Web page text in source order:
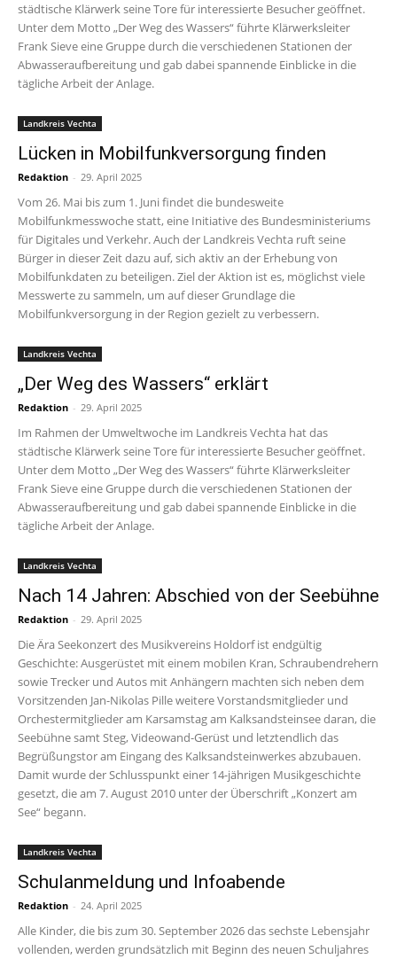
städtische Klärwerk seine Tore für interessierte Besucher geöffnet.
Unter dem Motto „Der Weg des Wassers“ führte Klärwerksleiter
Frank Sieve eine Gruppe durch die verschiedenen Stationen der
Abwasseraufbereitung und gab dabei spannende Einblicke in die
tägliche Arbeit der Anlage.
Landkreis Vechta
Lücken in Mobilfunkversorgung finden
Redaktion - 29. April 2025
Vom 26. Mai bis zum 1. Juni findet die bundesweite
Mobilfunkmesswoche statt, eine Initiative des Bundesministeriums
für Digitales und Verkehr. Auch der Landkreis Vechta ruft seine
Bürger in dieser Zeit dazu auf, sich aktiv an der Erhebung von
Mobilfunkdaten zu beteiligen. Ziel der Aktion ist es, möglichst viele
Messwerte zu sammeln, um auf dieser Grundlage die
Mobilfunkversorgung in der Region gezielt zu verbessern.
Landkreis Vechta
„Der Weg des Wassers“ erklärt
Redaktion - 29. April 2025
Im Rahmen der Umweltwoche im Landkreis Vechta hat das
städtische Klärwerk seine Tore für interessierte Besucher geöffnet.
Unter dem Motto „Der Weg des Wassers“ führte Klärwerksleiter
Frank Sieve eine Gruppe durch die verschiedenen Stationen der
Abwasseraufbereitung und gab dabei spannende Einblicke in die
tägliche Arbeit der Anlage.
Landkreis Vechta
Nach 14 Jahren: Abschied von der Seebühne
Redaktion - 29. April 2025
Die Ära Seekonzert des Musikvereins Holdorf ist endgültig
Geschichte: Ausgerüstet mit einem mobilen Kran, Schraubendrehern
sowie Trecker und Autos mit Anhängern machten sich neben dem
Vorsitzenden Jan-Nikolas Pille weitere Vorstandsmitglieder und
Orchestermitglieder am Karsamstag am Kalksandsteinsee daran, die
Seebühne samt Steg, Videowand-Gerüst und letztendlich das
Begrüßungstor am Eingang des Kalksandsteinwerkes abzubauen.
Damit wurde der Schlusspunkt einer 14-jährigen Musikgeschichte
gesetzt, die am 7. August 2010 unter der Überschrift „Konzert am
See“ begann.
Landkreis Vechta
Schulanmeldung und Infoabende
Redaktion - 24. April 2025
Alle Kinder, die bis zum 30. September 2026 das sechste Lebensjahr
vollenden, werden grundsätzlich mit Beginn des neuen Schuljahres